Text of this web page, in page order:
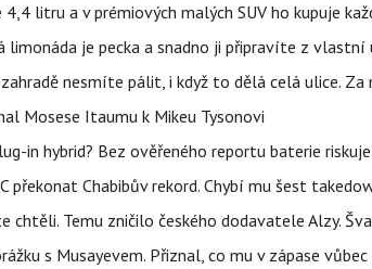
4,4 litru a v prémiových malých SUV ho kupuje
limonáda je pecka a snadno ji připravíte z vlastní
nesmíte pálit, i když to dělá celá ulice.
Mosese Itaumu k Mikeu Tysonovi
in hybrid? Bez ověřeného reportu baterie
překonat Chabibův rekord. Chybí mu šest
chtěli. Temu zničilo českého dodavatele Alzy.
s Musayevem. Přiznal, co mu v zápase